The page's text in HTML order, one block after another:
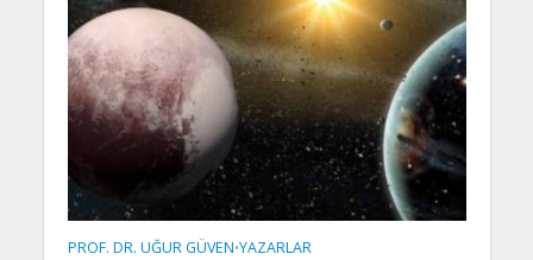
PROF. DR. UĞUR GÜVEN•YAZARLAR